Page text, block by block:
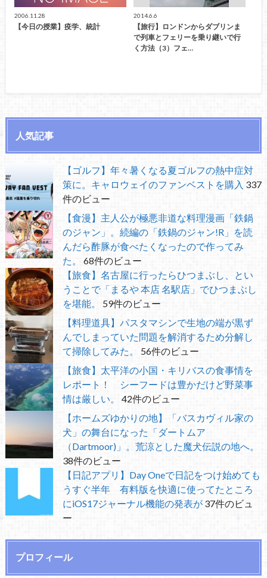
2006.11.28
【今日の授業】疫学、統計
2014.6.6
【旅行】ロンドンからダブリンま
で列車とフェリーを乗り継いで行
く方法（3）フェ…
人気記事
【ゴルフ】年々暑くなる夏ゴルフの熱中症対
策に。キャロウェイのファンベストを購入 337
件のビュー
【食漫】主人公が極悪非道な料理漫画「鉄鍋
のジャン」。続編の「鉄鍋のジャン!R」を読
んだら酢豚が食べたくなったので作ってみ
た。
68件のビュー
【旅食】名古屋に行ったらひつまぶし、とい
うことで「まるや 本店 名駅店」でひつまぶし
を堪能。
59件のビュー
【料理道具】パスタマシンで生地の端が黒ず
んでしまっていた問題を解消するため分解し
て掃除してみた。
56件のビュー
【旅食】太平洋の小国・キリバスの食事情を
レポート！ シーフードは豊かだけど野菜事
情は厳しい。
42件のビュー
【ホームズゆかりの地】「バスカヴィル家の
犬」の舞台になった「ダートムア
（Dartmoor)」。荒涼とした魔犬伝説の地へ。
38件のビュー
【日記アプリ】Day Oneで日記をつけ始めても
うすぐ半年 有料版を快適に使ってたところ
にiOS17ジャーナル機能の発表が 37件のビュ
ー
プロフィール